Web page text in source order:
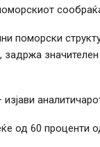
поморски
од 60 проценти